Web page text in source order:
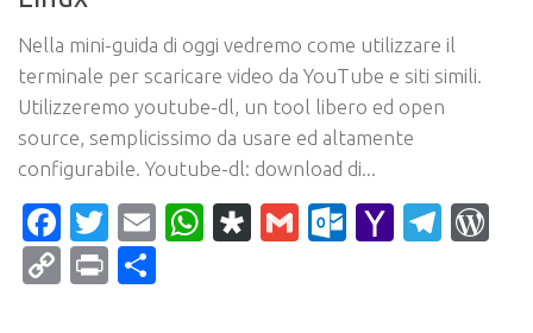
Nella mini-guida di oggi vedremo come utilizzare il
terminale per scaricare video da YouTube e siti simili.
Utilizzeremo youtube-dl, un tool libero ed open
source, semplicissimo da usare ed altamente
configurabile. Youtube-dl: download di...
Facebook
Twitter
EmailWhatsApp
Diaspora
Gmail Yahoo
CopyPrint